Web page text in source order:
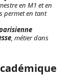
en M1 et en
permet en tant
, métier dans